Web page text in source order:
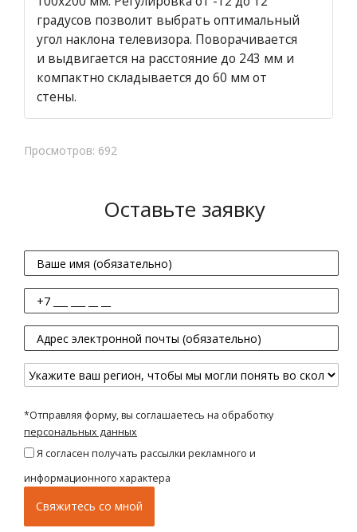
градусов позволит выбрать оптимальный
угол наклона телевизора. Поворачивается
и выдвигается на расстояние до 243 мм и
компактно складывается до 60 мм от
стены.
Просмотров: 692
Оставьте заявку
*Отправляя форму, вы соглашаетесь на обработку
персональных данных
Я согласен получать рассылки рекламного и
информационного характера